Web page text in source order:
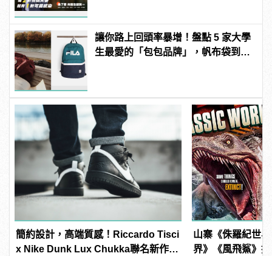
讓你路上回頭率暴增！盤點 5 家大學
生最愛的「包包品牌」，帆布袋到腰
簡約設計，高端質感！Riccardo Tisci
x Nike Dunk Lux Chukka聯名新作正
山寨《侏羅紀世
界》《風飛鯊》